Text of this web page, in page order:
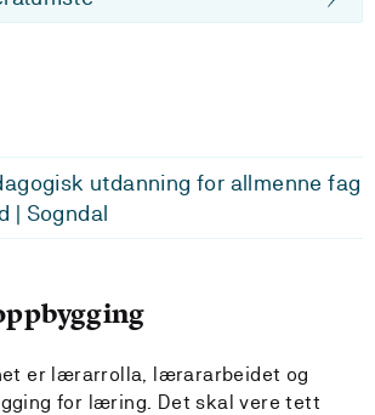
utdanning for allmenne fag
| Sogndal
er lærarrolla, lærararbeidet og
for læring. Det skal vere tett